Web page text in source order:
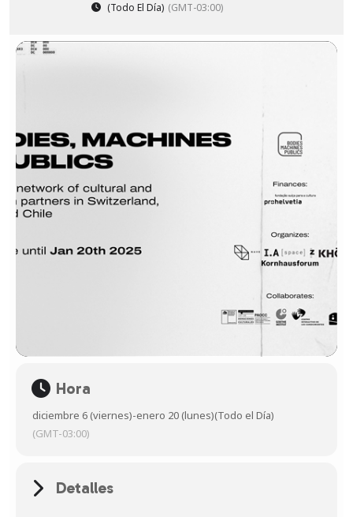
(Todo El Día) (GMT-03:00)
Hora
diciembre 6 (viernes)-enero 20 (lunes)(Todo el Día)
(GMT-03:00)
Detalles